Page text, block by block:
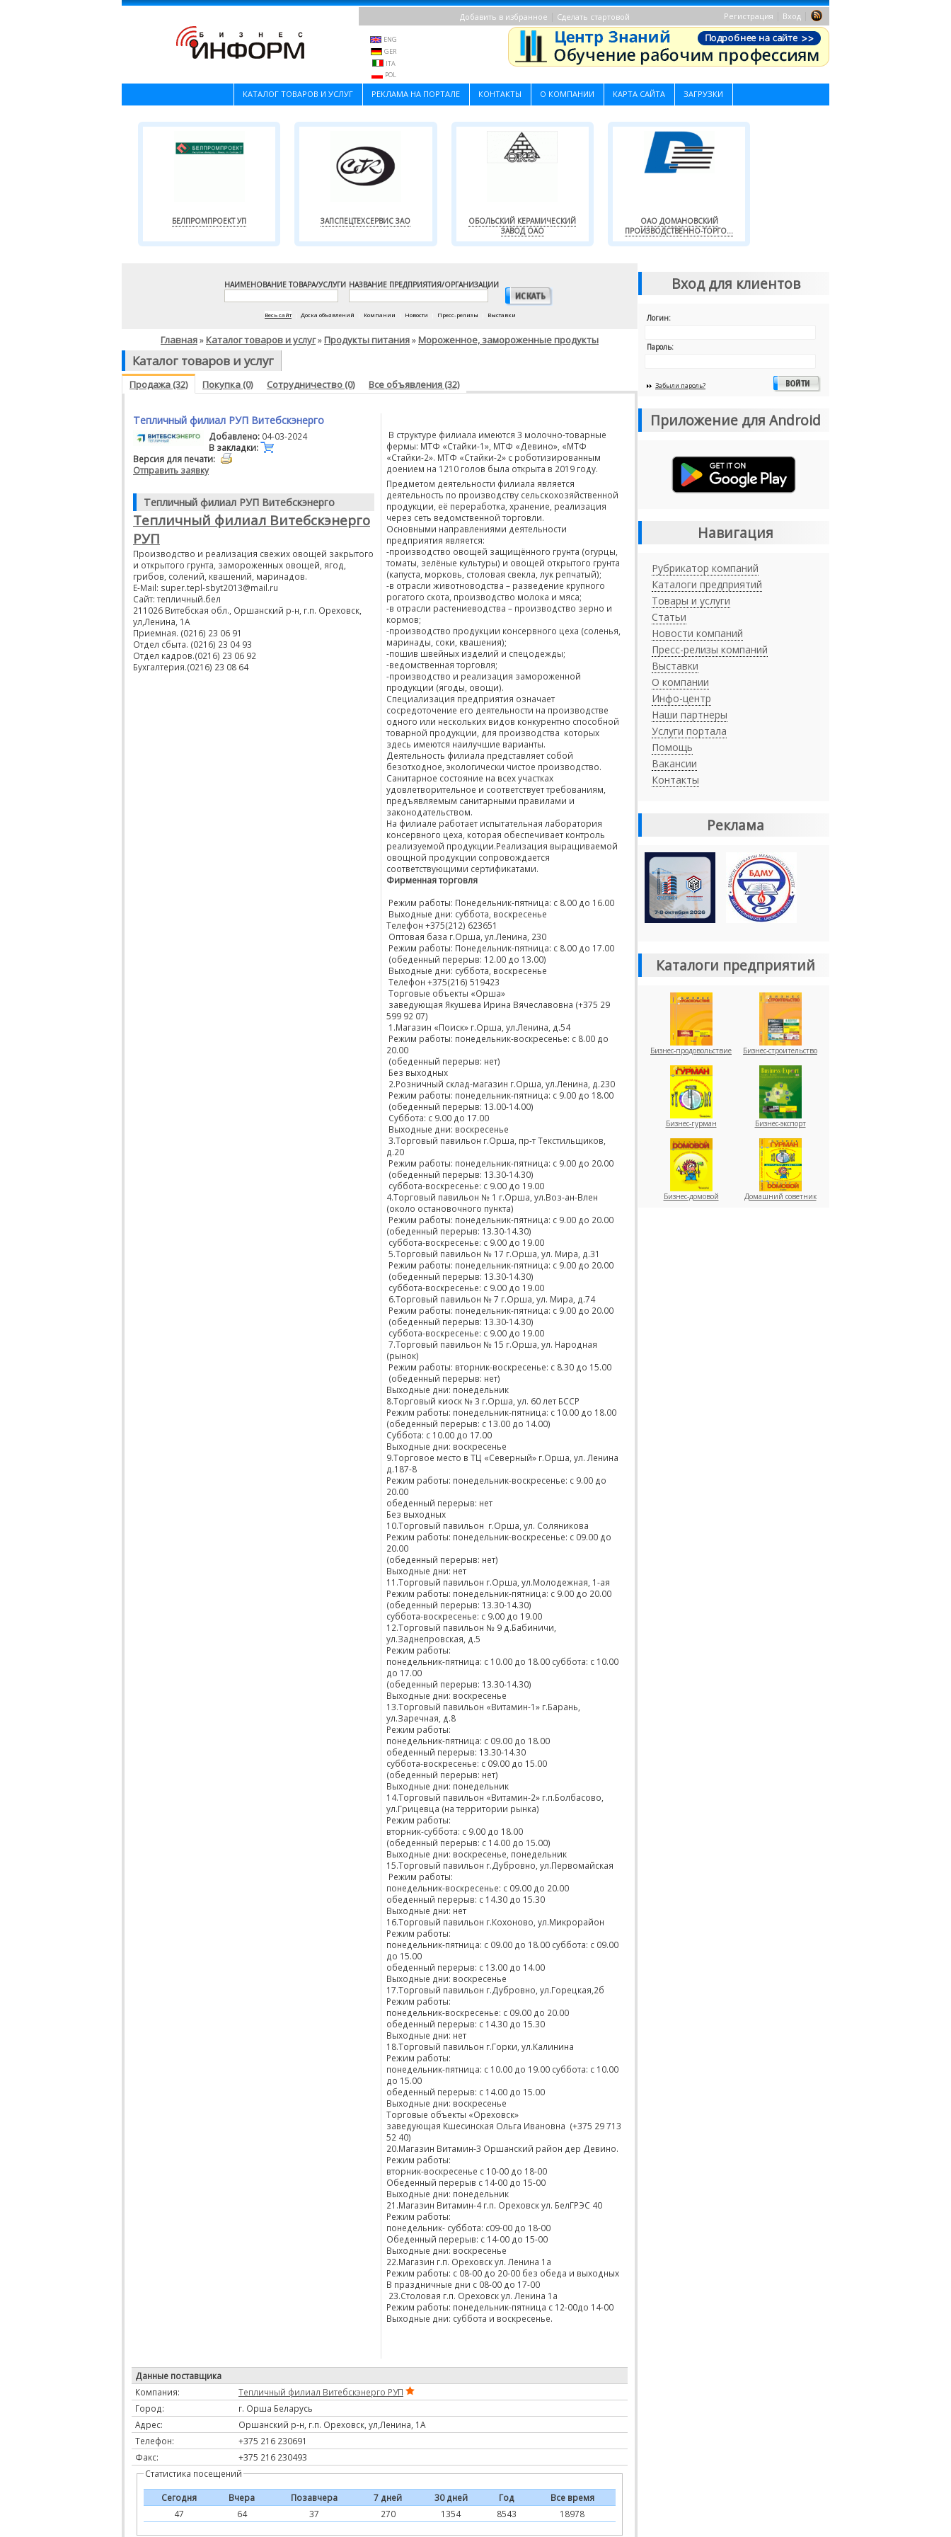
Регистрация Вход
Добавить в избранное Сделать стартовой
ENG
GER
ITA
POL
КАТАЛОГ ТОВАРОВ И УСЛУГ РЕКЛАМА НА ПОРТАЛЕ КОНТАКТЫ О КОМПАНИИ КАРТА САЙТА ЗАГРУЗКИ
БЕЛПРОМПРОЕКТ УП ЗАПСПЕЦТЕХСЕРВИС ЗАО
ОБОЛЬСКИЙ КЕРАМИЧЕСКИЙ
ЗАВОД ОАО
ОАО ДОМАНОВСКИЙ
ПРОИЗВОДСТВЕННО-ТОРГО...
НАИМЕНОВАНИЕ ТОВАРА/УСЛУГИ НАЗВАНИЕ ПРЕДПРИЯТИЯ/ОРГАНИЗАЦИИ
Весь сайт Доска объявлений Компании Новости Пресс-релизы Выставки
Главная» Каталог товаров и услуг» Продукты питания» Мороженное, замороженные продукты
Каталог товаров и услуг
Продажа (32) Покупка (0) Сотрудничество (0) Все объявления (32)
Тепличный филиал РУП Витебскэнерго
Добавлено: 04-03-2024
В закладки:
Версия для печати:
Отправить заявку
Тепличный филиал РУП Витебскэнерго
Тепличный филиал Витебскэнерго
РУП
Производство и реализация свежих овощей закрытого
и открытого грунта, замороженных овощей, ягод,
грибов, солений, квашений, маринадов.
E-Mail: super.tepl-sbyt2013@mail.ru
Сайт: тепличный.бел
211026 Витебская обл., Оршанский р-н, г.п. Ореховск,
ул,Ленина, 1А
Приемная. (0216) 23 06 91
Отдел сбыта. (0216) 23 04 93
Отдел кадров.(0216) 23 06 92
Бухгалтерия.(0216) 23 08 64
В структуре филиала имеются 3 молочно-товарные
фермы: МТФ «Стайки-1», МТФ «Девино», «МТФ
«Стайки-2». МТФ «Стайки-2» с роботизированным
доением на 1210 голов была открыта в 2019 году.
Предметом деятельности филиала является
деятельность по производству сельскохозяйственной
продукции, её переработка, хранение, реализация
через сеть ведомственной торговли.
Основными направлениями деятельности
предприятия является:
-производство овощей защищённого грунта (огурцы,
томаты, зелёные культуры) и овощей открытого грунта
(капуста, морковь, столовая свекла, лук репчатый);
-в отрасли животноводства – разведение крупного
рогатого скота, производство молока и мяса;
-в отрасли растениеводства – производство зерно и
кормов;
-производство продукции консервного цеха (соленья,
маринады, соки, квашения);
-пошив швейных изделий и спецодежды;
-ведомственная торговля;
-производство и реализация замороженной
продукции (ягоды, овощи).
Специализация предприятия означает
сосредоточение его деятельности на производстве
одного или нескольких видов конкурентно способной
товарной продукции, для производства которых
здесь имеются наилучшие варианты.
Деятельность филиала представляет собой
безотходное, экологически чистое производство.
Санитарное состояние на всех участках
удовлетворительное и соответствует требованиям,
предъявляемым санитарными правилами и
законодательством.
На филиале работает испытательная лаборатория
консервного цеха, которая обеспечивает контроль
реализуемой продукции.Реализация выращиваемой
овощной продукции сопровождается
соответствующими сертификатами.
Фирменная торговля
Режим работы: Понедельник-пятница: с 8.00 до 16.00
Выходные дни: суббота, воскресенье
Телефон +375(212) 623651
Оптовая база г.Орша, ул.Ленина, 230
Режим работы: Понедельник-пятница: с 8.00 до 17.00
(обеденный перерыв: 12.00 до 13.00)
Выходные дни: суббота, воскресенье
Телефон +375(216) 519423
Торговые объекты «Орша»
заведующая Якушева Ирина Вячеславовна (+375 29
599 92 07)
1.Магазин «Поиск» г.Орша, ул.Ленина, д.54
Режим работы: понедельник-воскресенье: с 8.00 до
20.00
(обеденный перерыв: нет)
Без выходных
2.Розничный склад-магазин г.Орша, ул.Ленина, д.230
Режим работы: понедельник-пятница: с 9.00 до 18.00
(обеденный перерыв: 13.00-14.00)
Суббота: с 9.00 до 17.00
Выходные дни: воскресенье
3.Торговый павильон г.Орша, пр-т Текстильщиков,
д.20
Режим работы: понедельник-пятница: с 9.00 до 20.00
(обеденный перерыв: 13.30-14.30)
суббота-воскресенье: с 9.00 до 19.00
4.Торговый павильон № 1 г.Орша, ул.Воз-ан-Влен
(около остановочного пункта)
Режим работы: понедельник-пятница: с 9.00 до 20.00
(обеденный перерыв: 13.30-14.30)
суббота-воскресенье: с 9.00 до 19.00
5.Торговый павильон № 17 г.Орша, ул. Мира, д.31
Режим работы: понедельник-пятница: с 9.00 до 20.00
(обеденный перерыв: 13.30-14.30)
суббота-воскресенье: с 9.00 до 19.00
6.Торговый павильон № 7 г.Орша, ул. Мира, д.74
Режим работы: понедельник-пятница: с 9.00 до 20.00
(обеденный перерыв: 13.30-14.30)
суббота-воскресенье: с 9.00 до 19.00
7.Торговый павильон № 15 г.Орша, ул. Народная
(рынок)
Режим работы: вторник-воскресенье: с 8.30 до 15.00
(обеденный перерыв: нет)
Выходные дни: понедельник
8.Торговый киоск № 3 г.Орша, ул. 60 лет БССР
Режим работы: понедельник-пятница: с 10.00 до 18.00
(обеденный перерыв: с 13.00 до 14.00)
Суббота: с 10.00 до 17.00
Выходные дни: воскресенье
9.Торговое место в ТЦ «Северный» г.Орша, ул. Ленина
д.187-8
Режим работы: понедельник-воскресенье: с 9.00 до
20.00
обеденный перерыв: нет
Без выходных
10.Торговый павильон г.Орша, ул. Соляникова
Режим работы: понедельник-воскресенье: с 09.00 до
20.00
(обеденный перерыв: нет)
Выходные дни: нет
11.Торговый павильон г.Орша, ул.Молодежная, 1-ая
Режим работы: понедельник-пятница: с 9.00 до 20.00
(обеденный перерыв: 13.30-14.30)
суббота-воскресенье: с 9.00 до 19.00
12.Торговый павильон № 9 д.Бабиничи,
ул.Заднепровская, д.5
Режим работы:
понедельник-пятница: с 10.00 до 18.00 суббота: с 10.00
до 17.00
(обеденный перерыв: 13.30-14.30)
Выходные дни: воскресенье
13.Торговый павильон «Витамин-1» г.Барань,
ул.Заречная, д.8
Режим работы:
понедельник-пятница: с 09.00 до 18.00
обеденный перерыв: 13.30-14.30
суббота-воскресенье: с 09.00 до 15.00
(обеденный перерыв: нет)
Выходные дни: понедельник
14.Торговый павильон «Витамин-2» г.п.Болбасово,
ул.Грицевца (на территории рынка)
Режим работы:
вторник-суббота: с 9.00 до 18.00
(обеденный перерыв: с 14.00 до 15.00)
Выходные дни: воскресенье, понедельник
15.Торговый павильон г.Дубровно, ул.Первомайская
Режим работы:
понедельник-воскресенье: с 09.00 до 20.00
обеденный перерыв: с 14.30 до 15.30
Выходные дни: нет
16.Торговый павильон г.Кохоново, ул.Микрорайон
Режим работы:
понедельник-пятница: с 09.00 до 18.00 суббота: с 09.00
до 15.00
обеденный перерыв: с 13.00 до 14.00
Выходные дни: воскресенье
17.Торговый павильон г.Дубровно, ул.Горецкая,2б
Режим работы:
понедельник-воскресенье: с 09.00 до 20.00
обеденный перерыв: с 14.30 до 15.30
Выходные дни: нет
18.Торговый павильон г.Горки, ул.Калинина
Режим работы:
понедельник-пятница: с 10.00 до 19.00 суббота: с 10.00
до 15.00
обеденный перерыв: с 14.00 до 15.00
Выходные дни: воскресенье
Торговые объекты «Ореховск»
заведующая Кшесинская Ольга Ивановна (+375 29 713
52 40)
20.Магазин Витамин-3 Оршанский район дер Девино.
Режим работы:
вторник-воскресенье с 10-00 до 18-00
Обеденный перерыв с 14-00 до 15-00
Выходные дни: понедельник
21.Магазин Витамин-4 г.п. Ореховск ул. БелГРЭС 40
Режим работы:
понедельник- суббота: с09-00 до 18-00
Обеденный перерыв: с 14-00 до 15-00
Выходные дни: воскресенье
22.Магазин г.п. Ореховск ул. Ленина 1а
Режим работы: с 08-00 до 20-00 без обеда и выходных
В праздничные дни с 08-00 до 17-00
23.Столовая г.п. Ореховск ул. Ленина 1а
Режим работы: понедельник-пятница с 12-00до 14-00
Выходные дни: суббота и воскресенье.
Данные поставщика
Компания:
Тепличный филиал Витебскэнерго РУП
Город:
г. Орша Беларусь
Адрес:
Оршанский р-н, г.п. Ореховск, ул,Ленина, 1А
Телефон:
+375 216 230691
Факс:
+375 216 230493
Статистика посещений
Сегодня Вчера Позавчера 7 дней 30 дней Год
Все время
47
64 37 270 1354 8543 18978
Вход для клиентов
Логин:
Пароль:
Забыли пароль?
Приложение для Android
Навигация
Рубрикатор компаний
Каталоги предприятий
Товары и услуги
Статьи
Новости компаний
Пресс-релизы компаний
Выставки
О компании
Инфо-центр
Наши партнеры
Услуги портала
Помощь
Вакансии
Контакты
Реклама
Каталоги предприятий
Бизнес-продовольствие Бизнес-строительство
Бизнес-гурман Бизнес-экспорт
Бизнес-домовой Домашний советник